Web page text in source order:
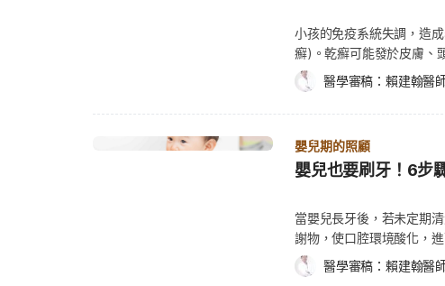
也會提高玫瑰疹傳染風險。 發燒期間通常較有傳染力，出疹後
家長根本不知道是玫瑰疹，只以為是一般感冒或發燒。 等到退燒後開始出疹時，病毒傳播
力通常已明顯下降，因此玫瑰疹才會出現「出疹反而快好了」的典型情況。
表出疹後就百分之百完全沒有傳染力，因此仍建議避免讓孩子與
間，通常不建議上托嬰、幼兒園，或到人多的室內場所活動。 至於大人是否會感染，理論
上也有可能。不過，多數成人小時候就已感染過玫瑰疹，體內
幼兒那麼典型。 玫瑰疹是法定傳染病嗎？ 玫瑰疹雖然具有傳染
因此不需要像麻疹、水痘等疾病進行通報或強制隔離。 不過，由於玫瑰疹在高燒期仍可能
傳染給其他幼兒，因此孩子發燒時，仍建議在家休息，避免群聚
發燒、出疹到恢復時間表一次看 許多家長最擔心的問題之一，
病 川崎病（Kawasaki
的發炎現象，病變可能發
頸部淋巴腺發炎腫大，致病原因仍然不明確。 它
臟協會（American Heart
就有一個是5歲以下的幼
用阿斯匹靈（Aspirin）或
心臟不適要做心電圖還是X
（Corticosteroid）來改善
丙種球蛋白（Gamma
孩子的區域吸菸。 勿讓家
霧。 避開線香產生的煙。
子，並在陽光下曬乾。勿
發作的早期徵兆，徵兆可
況下，應該即時地快速處
息時間。 遵循小兒科醫師
驗，也絕對不能自行停藥。
父母覺得，孩子才幼稚園
13~18歲)後，再幫忙就好
小孩會特別有成就感，漸
當志工 相信任何父母除了
社會的好公民吧！因此，
人的真諦，日後能主動付
國學者認為，讓小孩接觸
法，參與社會服務的過程
小孩的免疫系統失調，造
癬)。乾癬可能發於皮膚、
出現厚厚的紅色鱗屑或皮膚病變。 乾癬有許多形式，其中點
psoriasis)是最常出現在小
狀的鱗屑。兒童時期點滴
的原因、症狀與治療方法
適(例如發癢的紅疹)，另一
受乾癬所擾的兒童更有可
上述症狀同時併發，孩子
Clinic)的小兒科醫師坦布
醫學審稿： 賴建翰醫
嬰兒期的照顧
嬰兒也要刷牙！6步
當嬰兒長牙後，若未定期
謝物，使口腔環境酸化，進而導致嬰兒蛀牙。 嬰
齲齒，是父母不可不慎的
並出現發燒、口臭等症狀。 《Hello醫師》教您如何清潔嬰兒牙齒，分享戒奶瓶及預
醫學審稿： 賴建翰醫